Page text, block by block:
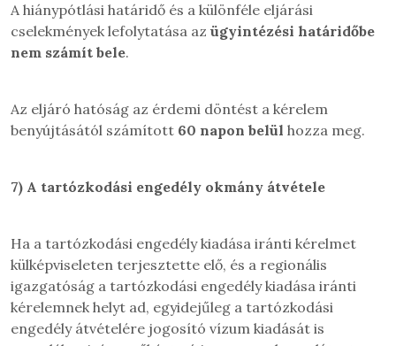
A hiánypótlási határidő és a különféle eljárási
cselekmények lefolytatása az ügyintézési határidőbe
nem számít bele.
Az eljáró hatóság az érdemi döntést a kérelem
benyújtásától számított 60 napon belül hozza meg.
7) A tartózkodási engedély okmány átvétele
Ha a tartózkodási engedély kiadása iránti kérelmet
külképviseleten terjesztette elő, és a regionális
igazgatóság a tartózkodási engedély kiadása iránti
kérelemnek helyt ad, egyidejűleg a tartózkodási
engedély átvételére jogosító vízum kiadását is